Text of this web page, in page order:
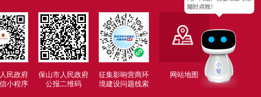
民政府
小程序
保山市人民政府
公报二维码
征集影响营商环
境建设问题线索
网站地图